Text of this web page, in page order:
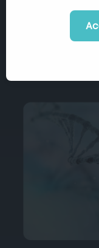
cambios en el
industria